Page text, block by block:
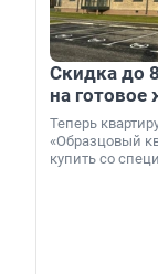
Скидка до
на готовое
Теперь
«Образцовый
купить со